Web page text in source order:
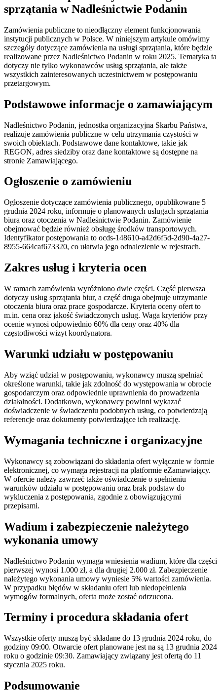
sprzątania w Nadleśnictwie Podanin
Zamówienia publiczne to nieodłączny element funkcjonowania
instytucji publicznych w Polsce. W niniejszym artykule omówimy
szczegóły dotyczące zamówienia na usługi sprzątania, które będzie
realizowane przez Nadleśnictwo Podanin w roku 2025. Tematyka ta
dotyczy nie tylko wykonawców usług sprzątania, ale także
wszystkich zainteresowanych uczestnictwem w postępowaniu
przetargowym.
Podstawowe informacje o zamawiającym
Nadleśnictwo Podanin, jednostka organizacyjna Skarbu Państwa,
realizuje zamówienia publiczne w celu utrzymania czystości w
swoich obiektach. Podstawowe dane kontaktowe, takie jak
REGON, adres siedziby oraz dane kontaktowe są dostępne na
stronie Zamawiającego.
Ogłoszenie o zamówieniu
Ogłoszenie dotyczące zamówienia publicznego, opublikowane 5
grudnia 2024 roku, informuje o planowanych usługach sprzątania
biura oraz otoczenia w Nadleśnictwie Podanin. Zamówienie
obejmować będzie również obsługę środków transportowych.
Identyfikator postępowania to ocds-148610-a42d6f5d-2d90-4a27-
8955-664caf673320, co ułatwia jego odnalezienie w rejestrach.
Zakres usług i kryteria ocen
W ramach zamówienia wyróżniono dwie części. Część pierwsza
dotyczy usług sprzątania biur, a część druga obejmuje utrzymanie
otoczenia biura oraz prace gospodarcze. Kryteria oceny ofert to
m.in. cena oraz jakość świadczonych usług. Waga kryteriów przy
ocenie wynosi odpowiednio 60% dla ceny oraz 40% dla
częstotliwości wizyt koordynatora.
Warunki udziału w postępowaniu
Aby wziąć udział w postępowaniu, wykonawcy muszą spełniać
określone warunki, takie jak zdolność do występowania w obrocie
gospodarczym oraz odpowiednie uprawnienia do prowadzenia
działalności. Dodatkowo, wykonawcy powinni wykazać
doświadczenie w świadczeniu podobnych usług, co potwierdzają
referencje oraz dokumenty potwierdzające ich realizację.
Wymagania techniczne i organizacyjne
Wykonawcy są zobowiązani do składania ofert wyłącznie w formie
elektronicznej, co wymaga rejestracji na platformie eZamawiający.
W ofercie należy zawrzeć także oświadczenie o spełnieniu
warunków udziału w postępowaniu oraz brak podstaw do
wykluczenia z postępowania, zgodnie z obowiązującymi
przepisami.
Wadium i zabezpieczenie należytego
wykonania umowy
Nadleśnictwo Podanin wymaga wniesienia wadium, które dla części
pierwszej wynosi 1.000 zł, a dla drugiej 2.000 zł. Zabezpieczenie
należytego wykonania umowy wyniesie 5% wartości zamówienia.
W przypadku błędów w składaniu ofert lub niedopełnienia
wymogów formalnych, oferta może zostać odrzucona.
Terminy i procedura składania ofert
Wszystkie oferty muszą być składane do 13 grudnia 2024 roku, do
godziny 09:00. Otwarcie ofert planowane jest na są 13 grudnia 2024
roku o godzinie 09:30. Zamawiający związany jest ofertą do 11
stycznia 2025 roku.
Podsumowanie